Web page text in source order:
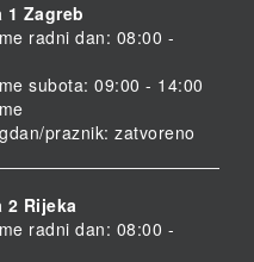
Zagreb
radni dan: 08:00 -
subota: 09:00 - 14:00
praznik: zatvoreno
2 Rijeka
radni dan: 08:00 -